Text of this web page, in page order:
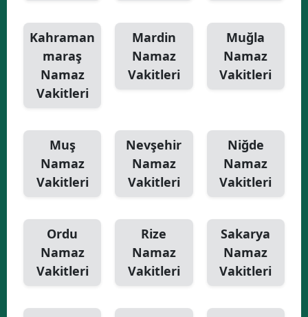
Kahraman
maraş
Namaz
Vakitleri
Mardin
Namaz
Vakitleri
Muğla
Namaz
Vakitleri
Muş
Namaz
Vakitleri
Nevşehir
Namaz
Vakitleri
Niğde
Namaz
Vakitleri
Ordu
Namaz
Vakitleri
Rize
Namaz
Vakitleri
Sakarya
Namaz
Vakitleri